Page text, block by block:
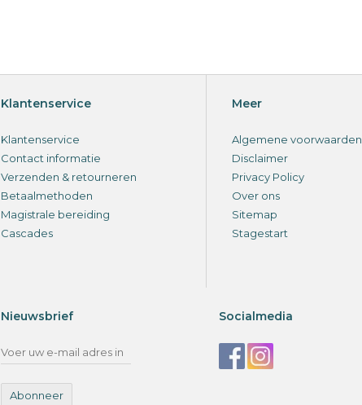
Klantenservice
Klantenservice
Contact informatie
Verzenden & retourneren
Betaalmethoden
Magistrale bereiding
Cascades
Meer
Algemene voorwaarden
Disclaimer
Privacy Policy
Over ons
Sitemap
Stagestart
Nieuwsbrief
Abonneer
Socialmedia